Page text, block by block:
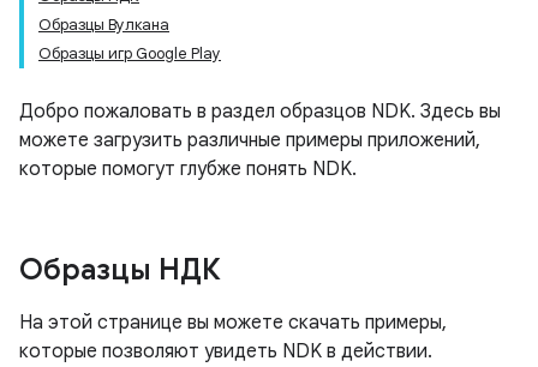
Образцы Вулкана
Образцы игр Google Play
Добро пожаловать в раздел образцов NDK. Здесь вы
можете загрузить различные примеры приложений,
которые помогут глубже понять NDK.
Образцы НДК
На этой странице вы можете скачать примеры,
которые позволяют увидеть NDK в действии.